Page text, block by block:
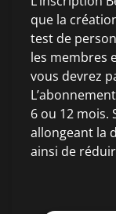
que la
test de
les membres
vous devrez
6 ou 12 mois.
allongeant la
ainsi de